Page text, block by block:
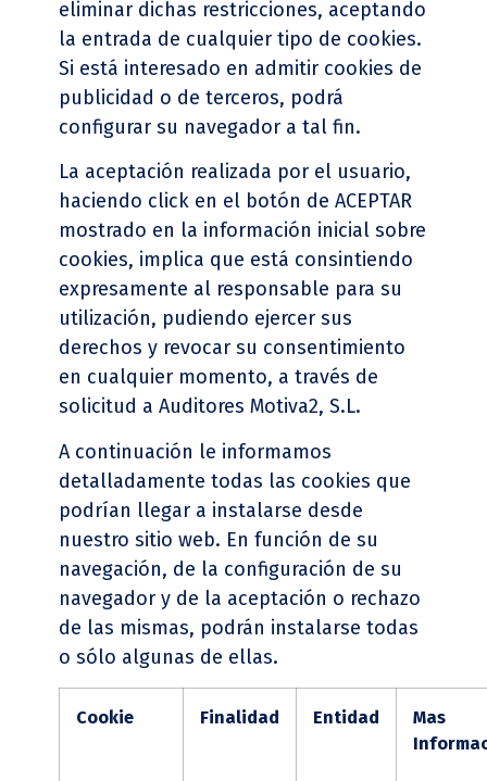
eliminar dichas restricciones, aceptando
la entrada de cualquier tipo de cookies.
Si está interesado en admitir cookies de
publicidad o de terceros, podrá
configurar su navegador a tal fin.
La aceptación realizada por el usuario,
haciendo click en el botón de ACEPTAR
mostrado en la información inicial sobre
cookies, implica que está consintiendo
expresamente al responsable para su
utilización, pudiendo ejercer sus
derechos y revocar su consentimiento
en cualquier momento, a través de
solicitud a Auditores Motiva2, S.L.
A continuación le informamos
detalladamente todas las cookies que
podrían llegar a instalarse desde
nuestro sitio web. En función de su
navegación, de la configuración de su
navegador y de la aceptación o rechazo
de las mismas, podrán instalarse todas
o sólo algunas de ellas.
Cookie Finalidad Entidad
Mas